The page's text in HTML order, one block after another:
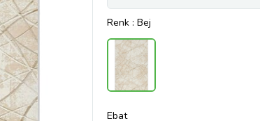
Renk : Bej
Ebat